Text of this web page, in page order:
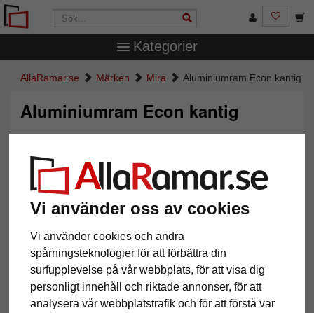
Vi använder oss av cookies
Vi använder cookies och andra
spårningsteknologier för att förbättra din
surfupplevelse på vår webbplats, för att visa dig
personligt innehåll och riktade annonser, för att
analysera vår webbplatstrafik och för att förstå var
Kategorier
AllaRamar.se Märken Mira Aluminiumram Econ kantig
Aluminiumram Econ kantig
Tillbaka